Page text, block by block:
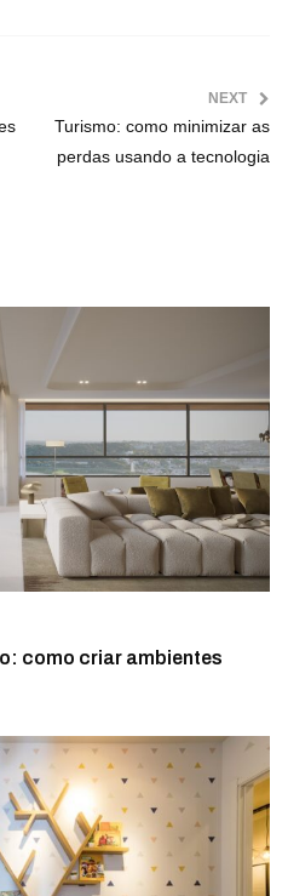
NEXT
Turismo: como minimizar as
perdas usando a tecnologia
como criar ambientes